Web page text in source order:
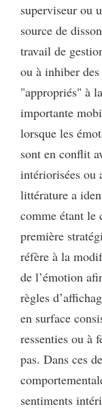
superviseur ou
source de
travail de
ou à inhiber
"appropriés" à
importante
lorsque les
sont en conflit
intériorisées ou
littérature a
comme étant
première
réfère à la
de l’émotion
règles
en surface
ressenties ou à
pas. Dans ces
sentiments